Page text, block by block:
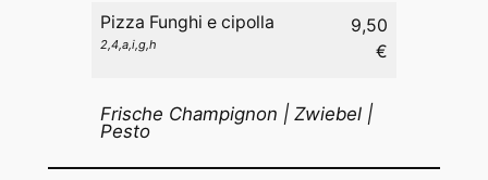
Pizza Funghi e cipolla
2,4,a,i,g,h
9,50
€
Frische Champignon | Zwiebel |
Pesto